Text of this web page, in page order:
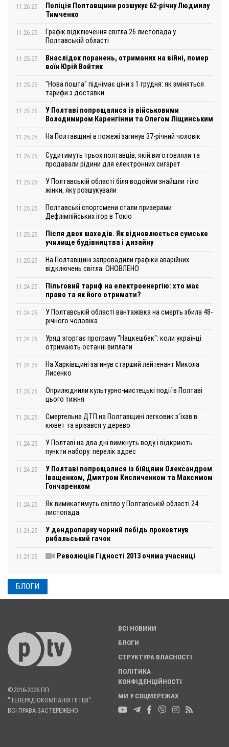
11.26.25
Поліція Полтавщини розшукує 62-річну Людмилу
Тимченко
11.26.25
Графік відключення світла 26 листопада у
Полтавській області
11.25.25
Внаслідок поранень, отриманих на війні, помер
воїн Юрій Войтик
11.25.25
"Нова пошта" піднімає ціни з 1 грудня: як зміняться
тарифи з доставки
11.25.25
У Полтаві попрощалися із військовими
Володимиром Каренгіним та Олегом Ліщинським
11.25.25 На Полтавщині в пожежі загинув 37-річний чоловік
11.25.25
Судитимуть трьох полтавців, якій виготовляли та
продавали рідини для електронних сигарет
11.25.25
У Полтавській області біля водойми знайшли тіло
жінки, яку розшукували
11.25.25
Полтавські спортсмени стали призерами
Дефлімпійських ігор в Токіо
11.25.25
Після двох шахедів. Як відновлюється сумське
училище будівництва і дизайну
11.25.25
На Полтавщині запровадили графіки аварійних
відключень світла. ОНОВЛЕНО
11.24.25
Пільговий тариф на електроенергію: хто має
право та як його отримати?
11.24.25
У Полтавській області вантажівка на смерть збила 48-
річного чоловіка
11.24.25
Уряд згортає програму "Нацкешбек": коли українці
отримають останні виплати
11.24.25
На Харківщині загинув старший лейтенант Микола
Лисенко
11.24.25
Оприлюднили культурно-мистецькі події в Полтаві
цього тижня
11.24.25
Смертельна ДТП на Полтавщині легковик з‘їхав в
кювет та врізався у дерево
11.24.25
У Полтаві на два дні вимкнуть воду і відкриють
пункти набору: перелік адрес
11.24.25
У Полтаві попрощалися із бійцями Олександром
Іващенком, Дмитром Кисличенком та Максимом
Гончаренком
11.24.25
Як вимикатимуть світло у Полтавській області 24
листопада
11.21.25
У дендропарку чорний лебідь проковтнув
рибальський гачок
11.21.25 Революція Гідності 2013 очима учасниці
БЛОГИ
©2016-2026 ПП
"ТЕЛЕРАДІОКОМПАНІЯ ПІТІВІ".
ВСІ ПРАВА ЗАСТЕРЕЖЕНО
ВСІ НОВИНИ
БЛОГИ
СТРУКТУРА ВЛАСНОСТІ
ПОЛІТИКА
КОНФІДЕНЦІЙНОСТІ
МИ У СОЦМЕРЕЖАХ